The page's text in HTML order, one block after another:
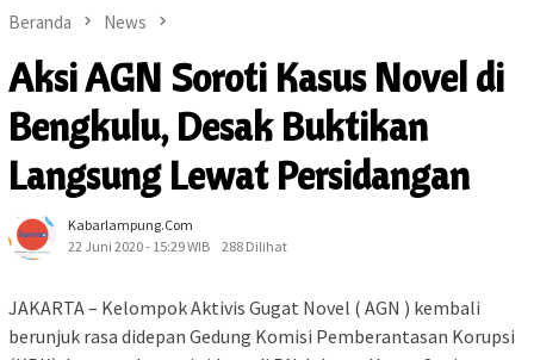
Beranda News
Aksi AGN Soroti Kasus Novel di
Bengkulu, Desak Buktikan
Langsung Lewat Persidangan
Kabarlampung.com
22 Juni 2020 - 15:29 WIB
288 Dilihat
JAKARTA – Kelompok Aktivis Gugat Novel ( AGN ) kembali
berunjuk rasa didepan Gedung Komisi Pemberantasan Korupsi